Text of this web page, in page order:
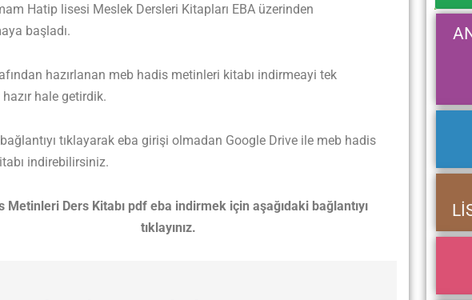
Hatip lisesi Meslek Dersleri Kitapları EBA üzerinden
başladı.
hazırlanan meb hadis metinleri kitabı indirmeayi tek
hale getirdik.
tıklayarak eba girişi olmadan Google Drive ile meb hadis
indirebilirsiniz.
Metinleri Ders Kitabı pdf eba indirmek için aşağıdaki bağlantıyı
tıklayınız.